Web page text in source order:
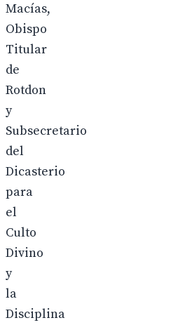
Macías,
Obispo
Titular
de
Rotdon
y
Subsecretario
del
Dicasterio
para
el
Culto
Divino
y
la
Disciplina